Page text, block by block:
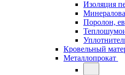
Изоляция
Поролон,
Кровельный
Металлопрокат